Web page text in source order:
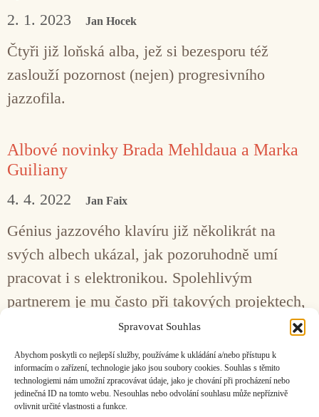
Spravovat Souhlas
Abychom poskytli co nejlepší služby, používáme k ukládání a/nebo přístupu k
informacím o zařízení, technologie jako jsou soubory cookies. Souhlas s těmito
technologiemi nám umožní zpracovávat údaje, jako je chování při procházení nebo
jedinečná ID na tomto webu. Nesouhlas nebo odvolání souhlasu může nepříznivě
ovlivnit určité vlastnosti a funkce.
2. 1. 2023 Jan Hocek
Čtyři již loňská alba, jež si bezesporu též
zaslouží pozornost (nejen) progresivního
jazzofila.
Albové novinky Brada Mehldaua a Marka
Guiliany
4. 4. 2022 Jan Faix
Génius jazzového klavíru již několikrát na
svých albech ukázal, jak pozoruhodně umí
pracovat i s elektronikou. Spolehlivým
partnerem je mu často při takových projektech,
počínaje deskou Mehliana (2014), bubeník a též
pozoruhodný elektronický experimentátor Mark
Guiliana.